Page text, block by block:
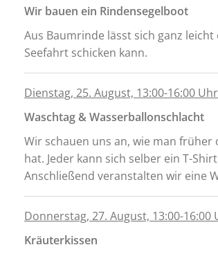
Wir bauen ein Rindensegelboot
Aus Baumrinde lässt sich ganz
Seefahrt schicken kann.
Dienstag, 25. August, 13:00-16:00 Uhr
Waschtag & Wasserballonschlacht
Wir schauen uns an, wie man
hat. Jeder kann sich selber ein T-
Anschließend veranstalten wir eine
Donnerstag, 27. August, 13:00-16:00
Kräuterkissen